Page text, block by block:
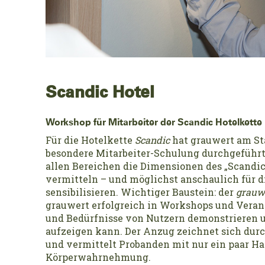
Scandic Hotel
Workshop für Mitarbeiter der Scandic
Für die Hotelkette Scandichat grauwert am
besondere Mitarbeiter-Schulung
allen Bereichen die Dimensionen des
vermitteln – und möglichst anschaulich für
sensibilisieren. Wichtiger Baustein: der
grauwert erfolgreich in Workshops und
und Bedürfnisse von Nutzern demonstrieren
aufzeigen kann. Der Anzug zeichnet sich
und vermittelt Probanden mit nur ein paar
Körperwahrnehmung.